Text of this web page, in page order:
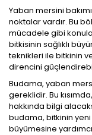
Yaban mersini
noktalar vardır. Bu
mücadele gibi
bitkisinin sağlıklı
teknikleri ile bitkinin
direncini
Budama, yaban
gereklidir. Bu
hakkında bilgi
budama, bitkinin
büyümesine